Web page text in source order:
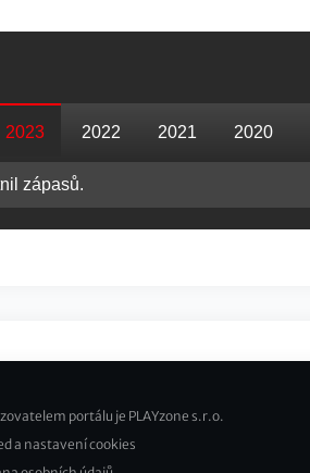
2023 2022 2021 2020
zápasů.
portálu je PLAYzone s.r.o.
a nastavení cookies